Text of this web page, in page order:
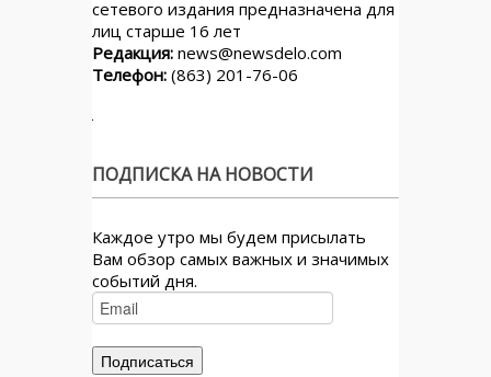
сетевого издания предназначена для
лиц старше 16 лет
Редакция: news@newsdelo.com
Телефон: (863) 201-76-06
ПОДПИСКА НА НОВОСТИ
Каждое утро мы будем присылать
Вам обзор самых важных и значимых
событий дня.